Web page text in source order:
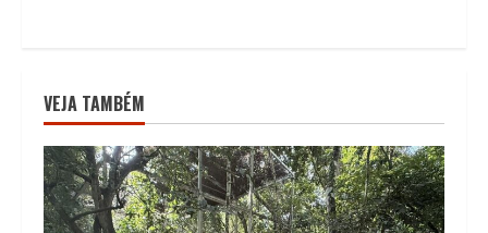
VEJA TAMBÉM